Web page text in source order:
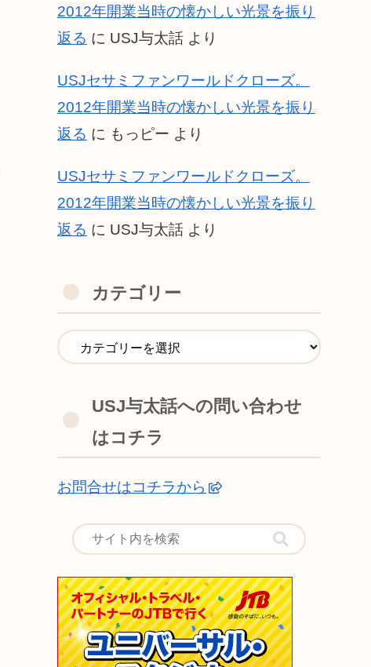
2012年開業当時の懐かしい光景を振り
返る に USJ与太話 より
USJセサミファンワールドクローズ。
2012年開業当時の懐かしい光景を振り
返る に もっピー より
USJセサミファンワールドクローズ。
2012年開業当時の懐かしい光景を振り
返る に USJ与太話 より
カテゴリー
USJ与太話への問い合わせ
はコチラ
お問合せはコチラから